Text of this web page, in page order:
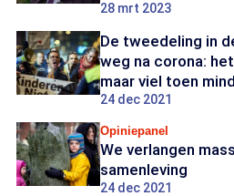
28 mrt 2023
De tweedeling in
weg na corona:
maar viel toen
24 dec 2021
Opiniepanel
We verlangen
samenleving
24 dec 2021